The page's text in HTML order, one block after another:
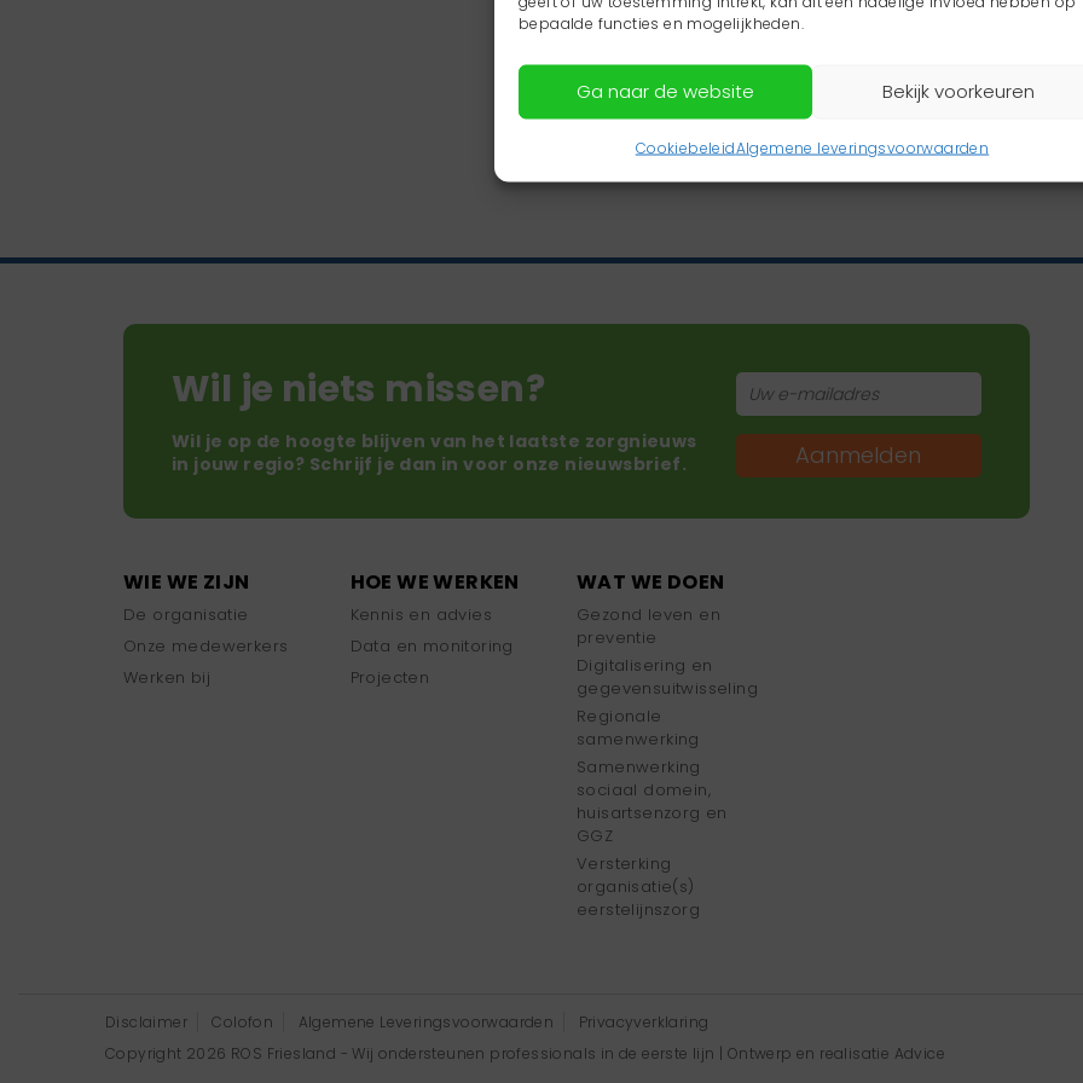
bepaalde functies en mogelijkheden.
Ga naar de website Bekijk voorkeuren
CookiebeleidAlgemene leveringsvoorwaarden
Wil je niets missen?
Wil je op de hoogte blijven van het laatste zorgnieuws
in jouw regio? Schrijf je dan in voor onze nieuwsbrief.
Aanmelden
WIE WE ZIJN
De organisatie
Onze medewerkers
Werken bij
HOE WE WERKEN
Kennis en advies
Data en monitoring
Projecten
WAT WE DOEN
Gezond leven en
preventie
Digitalisering en
gegevensuitwisseling
Regionale
samenwerking
Samenwerking
sociaal domein,
huisartsenzorg en
GGZ
Versterking
organisatie(s)
eerstelijnszorg
Disclaimer Colofon Algemene Leveringsvoorwaarden
Privacyverklaring
Copyright 2026 ROS Friesland - Wij ondersteunen professionals in de eerste lijn | Ontwerp en realisatie Advice